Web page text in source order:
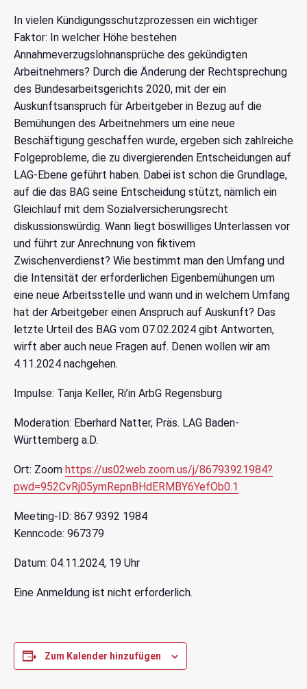
In vielen Kündigungsschutzprozessen ein wichtiger
Faktor: In welcher Höhe bestehen
Annahmeverzugslohnansprüche des gekündigten
Arbeitnehmers? Durch die Änderung der Rechtsprechung
des Bundesarbeitsgerichts 2020, mit der ein
Auskunftsanspruch für Arbeitgeber in Bezug auf die
Bemühungen des Arbeitnehmers um eine neue
Beschäftigung geschaffen wurde, ergeben sich zahlreiche
Folgeprobleme, die zu divergierenden Entscheidungen auf
LAG-Ebene geführt haben. Dabei ist schon die Grundlage,
auf die das BAG seine Entscheidung stützt, nämlich ein
Gleichlauf mit dem Sozialversicherungsrecht
diskussionswürdig. Wann liegt böswilliges Unterlassen vor
und führt zur Anrechnung von fiktivem
Zwischenverdienst? Wie bestimmt man den Umfang und
die Intensität der erforderlichen Eigenbemühungen um
eine neue Arbeitsstelle und wann und in welchem Umfang
hat der Arbeitgeber einen Anspruch auf Auskunft? Das
letzte Urteil des BAG vom 07.02.2024 gibt Antworten,
wirft aber auch neue Fragen auf. Denen wollen wir am
4.11.2024 nachgehen.
Impulse: Tanja Keller, Ri’in ArbG Regensburg
Moderation: Eberhard Natter, Präs. LAG Baden-
Württemberg a.D.
Ort: Zoom https://us02web.zoom.us/j/86793921984?
pwd=952CvRj05ymRepnBHdERMBY6YefOb0.1
Meeting-ID: 867 9392 1984
Kenncode: 967379
Datum: 04.11.2024, 19 Uhr
Eine Anmeldung ist nicht erforderlich.
Zum Kalender hinzufügen